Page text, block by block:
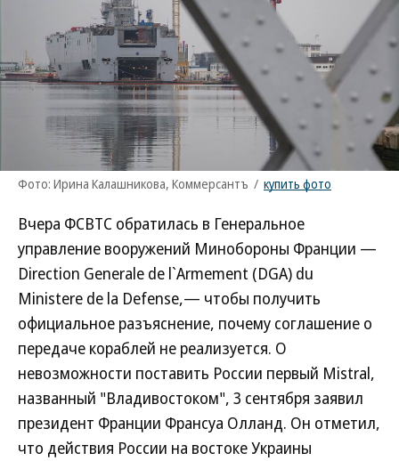
Фото: Ирина Калашникова, Коммерсантъ / купить фото
Вчера ФСВТС обратилась в Генеральное
управление вооружений Минобороны Франции —
Direction Generale de l`Armement (DGA) du
Ministere de la Defense,— чтобы получить
официальное разъяснение, почему соглашение о
передаче кораблей не реализуется. О
невозможности поставить России первый Mistral,
названный "Владивостоком", 3 сентября заявил
президент Франции Франсуа Олланд. Он отметил,
что действия России на востоке Украины